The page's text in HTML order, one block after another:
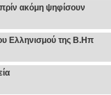
ακόμη ψηφίσουν
Ελληνισμού της Β.Ηπ